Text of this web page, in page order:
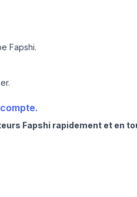
Fapshi.
Fapshi rapidement et en